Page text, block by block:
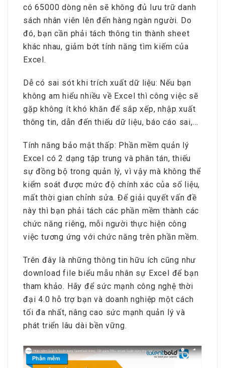
có 65000 dòng nên sẽ không đủ lưu trữ danh
sách nhân viên lên đến hàng ngàn người. Do
đó, bạn cần phải tách thông tin thành sheet
khác nhau, giảm bớt tính năng tìm kiếm của
Excel.
Dễ có sai sót khi trích xuất dữ liệu: Nếu bạn
không am hiểu nhiều về Excel thì công việc sẽ
gặp không ít khó khăn để sắp xếp, nhập xuất
thông tin, dẫn đến thiếu dữ liệu, báo cáo sai,...
Tính năng bảo mật thấp: Phần mềm quản lý
Excel có 2 dạng tập trung và phân tán, thiếu
sự đồng bộ trong quản lý, vì vậy mà không thể
kiểm soát được mức độ chính xác của số liệu,
mất thời gian chỉnh sửa. Để giải quyết vấn đề
này thì bạn phải tách các phần mềm thành các
chức năng riêng, mỗi người thực hiện công
việc tương ứng với chức năng trên phần mềm.
Trên đây là những thông tin hữu ích cũng như
download file biểu mẫu nhân sự Excel để bạn
tham khảo. Hãy để sức mạnh công nghệ thời
đại 4.0 hỗ trợ bạn và doanh nghiệp một cách
tối đa nhất, nâng cao sức mạnh quản lý và
phát triển lâu dài bền vững.